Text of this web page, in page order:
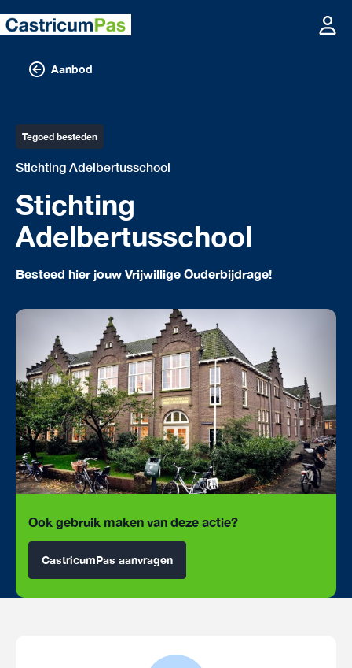
Aanbod
Tegoed besteden
Stichting Adelbertusschool
Stichting
Adelbertusschool
Besteed hier jouw Vrijwillige Ouderbijdrage!
Ook gebruik maken van deze actie?
CastricumPas aanvragen